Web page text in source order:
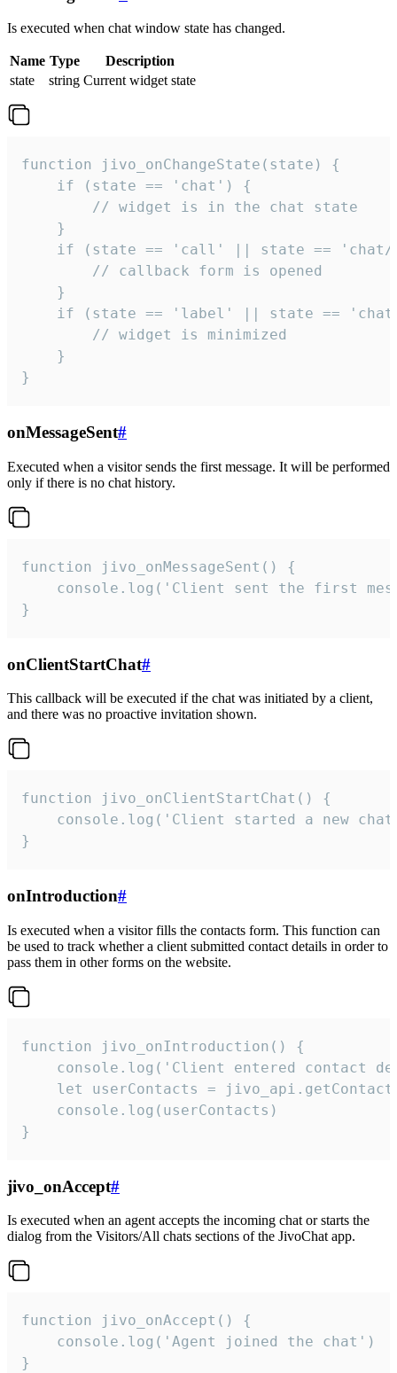
Is executed when chat window state has changed.
Name Type
Description
state
string Current widget state
function jivo_onChangeState(state) {
    if (state == 'chat') {
        // widget is in the chat state
    }
if (state == 'call' || state ==
        // callback form is opened
    }
if (state == 'label' || state ==
        // widget is minimized
    }
}
onMessageSent#
Executed when a visitor sends the first message. It will be performed
only if there is no chat history.
function jivo_onMessageSent() {
console.log('Client sent the first
}
onClientStartChat#
This callback will be executed if the chat was initiated by a client,
and there was no proactive invitation shown.
function jivo_onClientStartChat() {
console.log('Client started a new
}
onIntroduction#
Is executed when a visitor fills the contacts form. This function can
be used to track whether a client submitted contact details in order to
pass them in other forms on the website.
function jivo_onIntroduction() {
console.log('Client entered contact
let userContacts =
    console.log(userContacts)
}
jivo_onAccept#
Is executed when an agent accepts the incoming chat or starts the
dialog from the Visitors/All chats sections of the JivoChat app.
function jivo_onAccept() {
}